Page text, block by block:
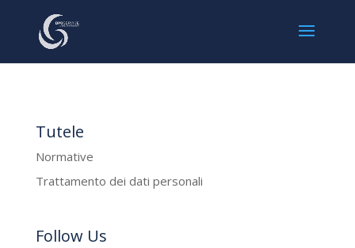
Tutele
Normative
Trattamento dei dati personali
Follow Us